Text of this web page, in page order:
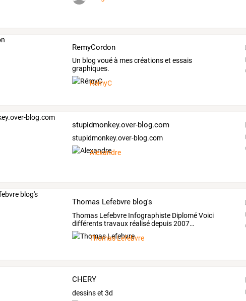
RemyCordon
Un blog voué à mes créations et essais
graphiques.
RémyC
stupidmonkey.over-blog.com
stupidmonkey.over-blog.com
Alexandre
Thomas Lefebvre blog's
Thomas Lefebvre Infographiste DiploméVoici
différentstravaux réalisédepuis2007…
Thomas Lefebvre
CHERY
dessins et 3d